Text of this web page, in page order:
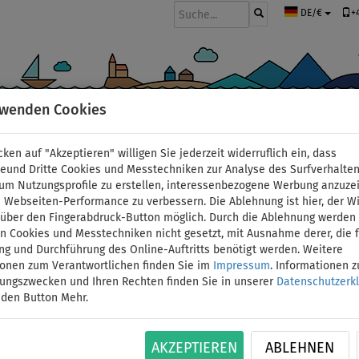
Cookies
auf "Akzeptieren" willigen Sie jederzeit widerruflich ein, dass
Dritte Cookies und Messtechniken zur Analyse des
Nutzungsprofile zu erstellen, interessenbezogene Werbung
Webseiten-Performance zu verbessern. Die Ablehnung ist hier, der
den Fingerabdruck-Button möglich. Durch die Ablehnung werden
Cookies und Messtechniken nicht gesetzt, mit Ausnahme derer, die
und Durchführung des Online-Auftritts benötigt werden. Weitere
zum Verantwortlichen finden Sie im
Impressum. Informationen
und Ihren Rechten finden Sie in unserer
Button Mehr.
AKZEPTIEREN ABLEHNEN
DE/€
Außenborder